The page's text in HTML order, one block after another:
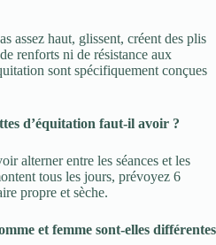
assez haut, glissent, créent des plis
renforts ni de résistance aux
sont spécifiquement conçues
d’équitation faut-il avoir ?
alterner entre les séances et les
tous les jours, prévoyez 6
propre et sèche.
et femme sont-elles différentes